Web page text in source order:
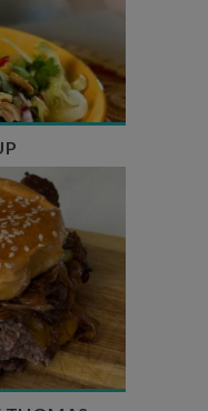
40 min
min
: 4
20 min
10 min
: 4